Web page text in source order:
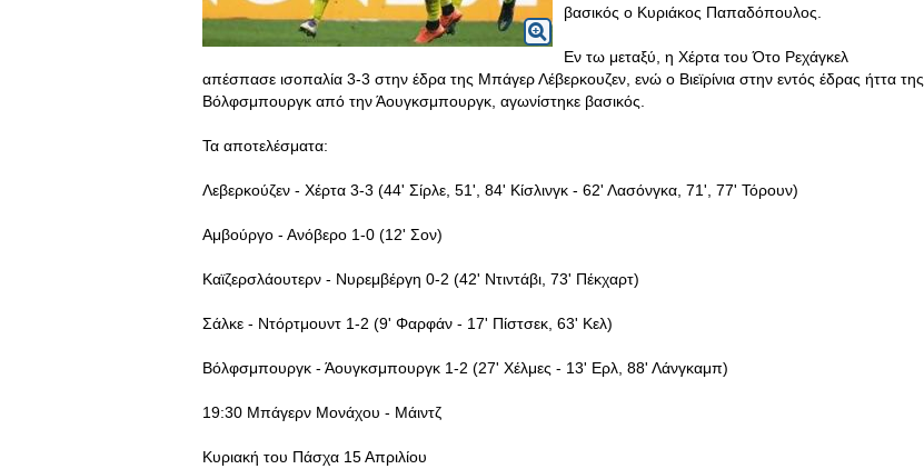
βασικός ο Κυριάκος Παπαδόπουλος.
Εν τω μεταξύ, η Χέρτα του Ότο Ρεχάγκελ
απέσπασε ισοπαλία 3-3 στην έδρα της Μπάγερ Λέβερκουζεν, ενώ ο Βιεϊρίνια στην εντός έδρας ήττα της
Βόλφσμπουργκ από την Άουγκσμπουργκ, αγωνίστηκε βασικός.
Τα αποτελέσματα:
Λεβερκούζεν - Χέρτα 3-3 (44' Σίρλε, 51', 84' Κίσλινγκ - 62' Λασόνγκα, 71', 77' Τόρουν)
Αμβούργο - Ανόβερο 1-0 (12' Σον)
Καϊζερσλάουτερν - Νυρεμβέργη 0-2 (42' Ντιντάβι, 73' Πέκχαρτ)
Σάλκε - Ντόρτμουντ 1-2 (9' Φαρφάν - 17' Πίστσεκ, 63' Κελ)
Βόλφσμπουργκ - Άουγκσμπουργκ 1-2 (27' Χέλμες - 13' Ερλ, 88' Λάνγκαμπ)
19:30 Μπάγερν Μονάχου - Μάιντζ
Κυριακή του Πάσχα 15 Απριλίου